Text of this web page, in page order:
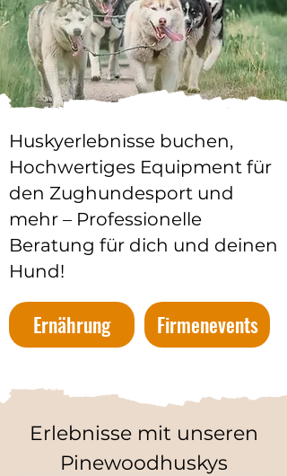
Huskyerlebnisse buchen,
Hochwertiges Equipment für
den Zughundesport und
mehr – Professionelle
Beratung für dich und deinen
Hund!
Ernährung Firmenevents
Erlebnisse mit unseren
Pinewoodhuskys